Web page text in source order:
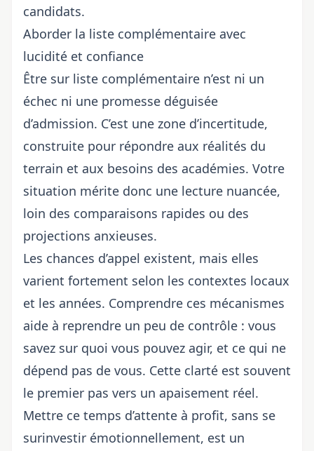
candidats.
Aborder la liste complémentaire avec
lucidité et confiance
Être sur liste complémentaire n’est ni un
échec ni une promesse déguisée
d’admission. C’est une zone d’incertitude,
construite pour répondre aux réalités du
terrain et aux besoins des académies. Votre
situation mérite donc une lecture nuancée,
loin des comparaisons rapides ou des
projections anxieuses.
Les chances d’appel existent, mais elles
varient fortement selon les contextes locaux
et les années. Comprendre ces mécanismes
aide à reprendre un peu de contrôle : vous
savez sur quoi vous pouvez agir, et ce qui ne
dépend pas de vous. Cette clarté est souvent
le premier pas vers un apaisement réel.
Mettre ce temps d’attente à profit, sans se
surinvestir émotionnellement, est un